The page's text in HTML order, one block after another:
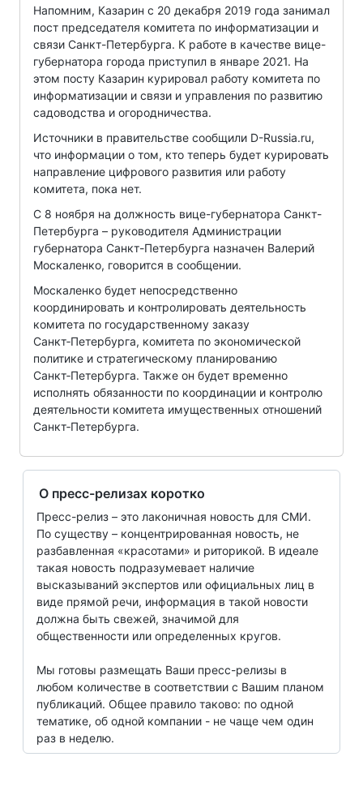
Напомним, Казарин с 20 декабря 2019 года занимал
пост председателя комитета по информатизации и
связи Санкт-Петербурга. К работе в качестве вице-
губернатора города приступил в январе 2021. На
этом посту Казарин курировал работу комитета по
информатизации и связи и управления по развитию
садоводства и огородничества.
Источники в правительстве сообщили D-Russia.ru,
что информации о том, кто теперь будет курировать
направление цифрового развития или работу
комитета, пока нет.
С 8 ноября на должность вице-губернатора Санкт-
Петербурга – руководителя Администрации
губернатора Санкт-Петербурга назначен Валерий
Москаленко, говорится в сообщении.
Москаленко будет непосредственно
координировать и контролировать деятельность
комитета по государственному заказу
Санкт‑Петербурга, комитета по экономической
политике и стратегическому планированию
Санкт‑Петербурга. Также он будет временно
исполнять обязанности по координации и контролю
деятельности комитета имущественных отношений
Санкт‑Петербурга.
О пресс-релизах коротко
Пресс-релиз – это лаконичная новость для СМИ.
По существу – концентрированная новость, не
разбавленная «красотами» и риторикой. В идеале
такая новость подразумевает наличие
высказываний экспертов или официальных лиц в
виде прямой речи, информация в такой новости
должна быть свежей, значимой для
общественности или определенных кругов.
Мы готовы размещать Ваши пресс-релизы в
любом количестве в соответствии с Вашим планом
публикаций. Общее правило таково: по одной
тематике, об одной компании - не чаще чем один
раз в неделю.